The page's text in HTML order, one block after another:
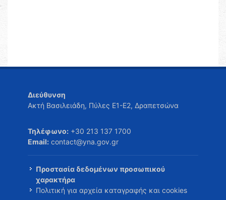
Διεύθυνση
Ακτή Βασιλειάδη, Πύλες Ε1-Ε2, Δραπετσώνα
Τηλέφωνο: +30 213 137 1700
Email: contact@yna.gov.gr
Προστασία δεδομένων προσωπικού
χαρακτήρα
Πολιτική για αρχεία καταγραφής και cookies